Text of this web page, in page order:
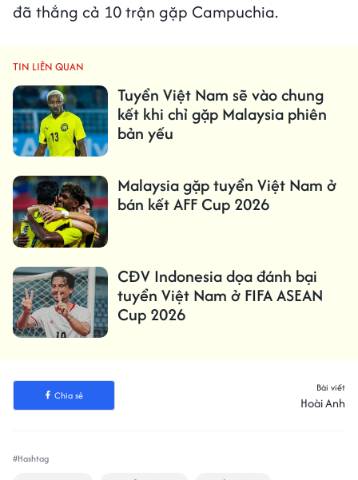
đã thắng cả 10 trận gặp Campuchia.
TIN LIÊN QUAN
Tuyển Việt Nam sẽ vào chung
kết khi chỉ gặp Malaysia phiên
bản yếu
Malaysia gặp tuyển Việt Nam ở
bán kết AFF Cup 2026
CĐV Indonesia dọa đánh bại
tuyển Việt Nam ở FIFA ASEAN
Cup 2026
Chia sẻ
Bài viết
Hoài Anh
#Hashtag